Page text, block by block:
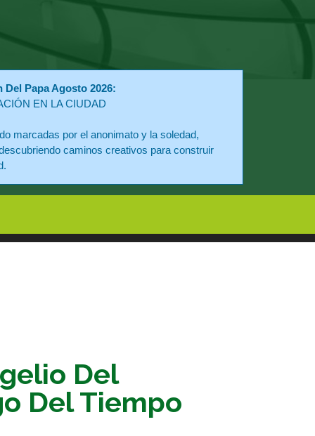
Papa Agosto 2026:
EN LA CIUDAD
marcadas por el anonimato y la soledad,
caminos creativos para construir
Del
Del Tiempo